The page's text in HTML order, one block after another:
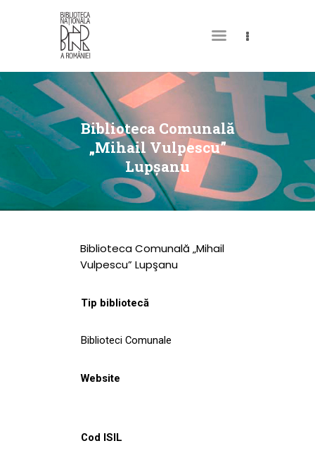
Biblioteca Comunală
„Mihail Vulpescu”
Lupşanu
DESPRE NOI
PERMISUL MEU DE
BIBLIOTECĂ
CATALOAGE ȘI
COLECȚII
BIBLIOTECA DIGITALĂ
EVENIMENTE
CULTURALE
NOUTĂȚI
Biblioteca Comunală „Mihail
Vulpescu” Lupşanu
Tip bibliotecă
Biblioteci Comunale
Website
Cod ISIL